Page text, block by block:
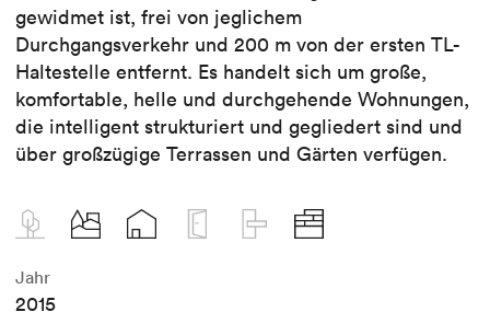
gewidmet ist, frei von jeglichem
Durchgangsverkehr und 200 m von der ersten TL-
Haltestelle entfernt. Es handelt sich um große,
komfortable, helle und durchgehende Wohnungen,
die intelligent strukturiert und gegliedert sind und
über großzügige Terrassen und Gärten verfügen.
Jahr
2015